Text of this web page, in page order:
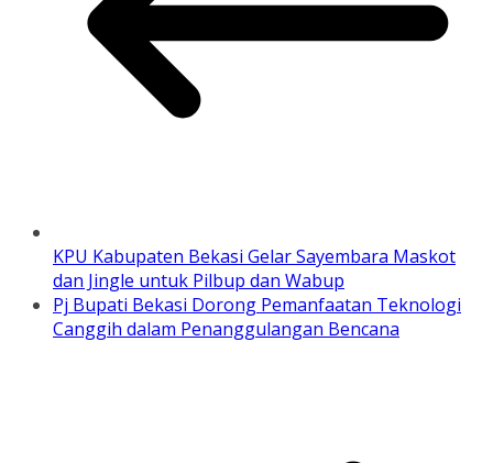
KPU Kabupaten Bekasi Gelar Sayembara Maskot
dan Jingle untuk Pilbup dan Wabup
Pj Bupati Bekasi Dorong Pemanfaatan Teknologi
Canggih dalam Penanggulangan Bencana